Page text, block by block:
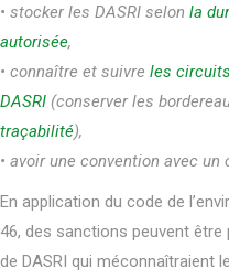
• stocker les DASRI selon la
autorisée,
• connaître et suivre les
DASRI (conserver les
traçabilité),
• avoir une convention avec un
En application du code de
46, des sanctions peuvent être
de DASRI qui méconnaîtraient